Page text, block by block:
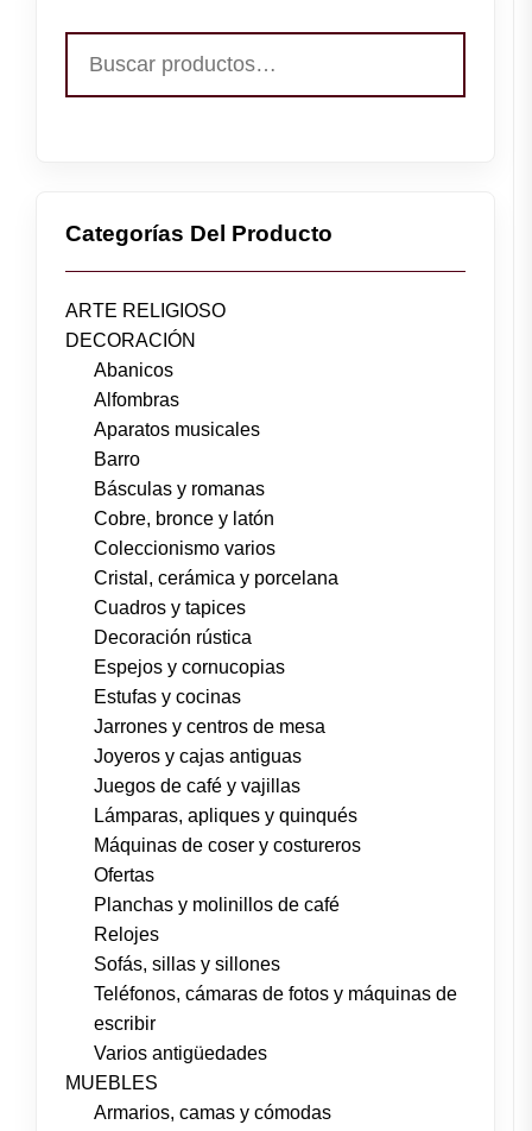
por:
Categorías Del Producto
ARTE RELIGIOSO
DECORACIÓN
Abanicos
Alfombras
Aparatos musicales
Barro
Básculas y romanas
Cobre, bronce y latón
Coleccionismo varios
Cristal, cerámica y porcelana
Cuadros y tapices
Decoración rústica
Espejos y cornucopias
Estufas y cocinas
Jarrones y centros de mesa
Joyeros y cajas antiguas
Juegos de café y vajillas
Lámparas, apliques y quinqués
Máquinas de coser y costureros
Ofertas
Planchas y molinillos de café
Relojes
Sofás, sillas y sillones
Teléfonos, cámaras de fotos y máquinas de
escribir
Varios antigüedades
MUEBLES
Armarios, camas y cómodas